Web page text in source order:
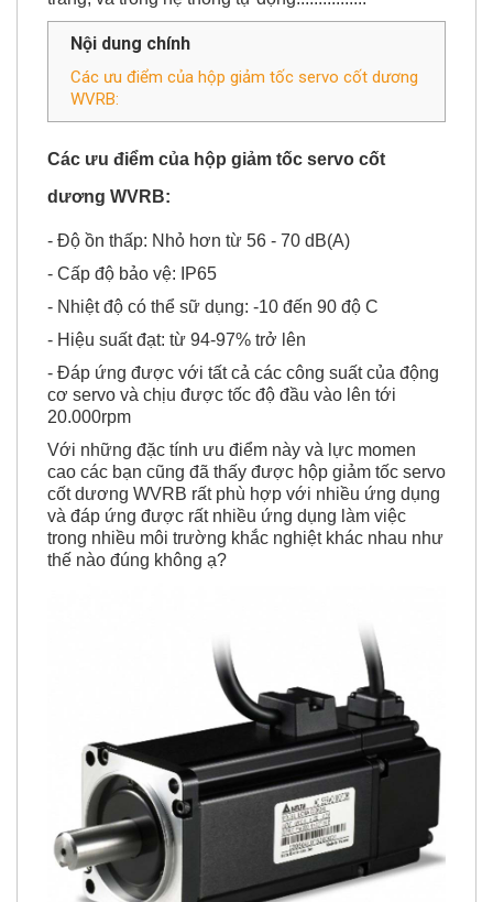
Các ưu điểm của hộp giảm tốc servo cốt dương
WVRB:
dương WVRB:
- Cấp độ bảo vệ: IP65
- Nhiệt độ có thể sữ dụng: -10 đến 90 độ C
- Hiệu suất đạt: từ 94-97% trở lên
- Đáp ứng được với tất cả các công suất của động
cơ servo và chịu được tốc độ đầu vào lên tới
20.000rpm
Với những đặc tính ưu điểm này và lực momen
cao các bạn cũng đã thấy được hộp giảm tốc servo
cốt dương WVRB rất phù hợp với nhiều ứng dụng
và đáp ứng được rất nhiều ứng dụng làm việc
trong nhiều môi trường khắc nghiệt khác nhau như
thế nào đúng không ạ?